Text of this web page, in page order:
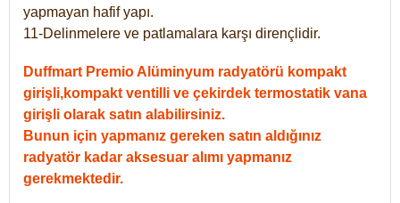
yapmayan hafif yapı.
11-Delinmelere ve patlamalara karşı dirençlidir.
Duffmart Premio Alüminyum radyatörü kompakt
girişli,kompakt ventilli ve çekirdek termostatik vana
girişli olarak satın alabilirsiniz.
Bunun için yapmanız gereken satın aldığınız
radyatör kadar aksesuar alımı yapmanız
gerekmektedir.